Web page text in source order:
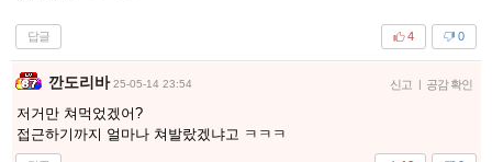
답글 0
4
깐도리바 25-05-14 23:54 신고 | 공감 확인
저거만 쳐먹었겠어?
접근하기까지 얼마나 쳐발랐겠냐고 ㅋㅋㅋ